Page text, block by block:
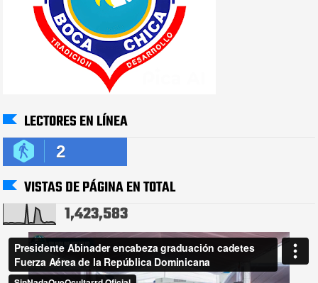
LECTORES EN LÍNEA
2
VISTAS DE PÁGINA EN TOTAL
1,423,583